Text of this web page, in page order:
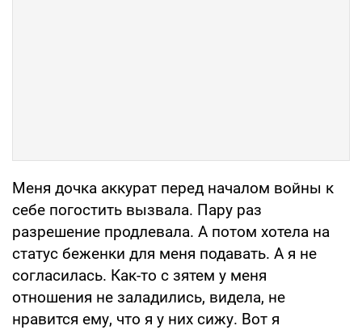
Меня дочка аккурат перед началом войны к
себе погостить вызвала. Пару раз
разрешение продлевала. А потом хотела на
статус беженки для меня подавать. А я не
согласилась. Как-то с зятем у меня
отношения не заладились, видела, не
нравится ему, что я у них сижу. Вот я